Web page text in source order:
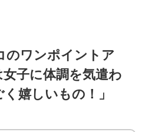
のワンポイントア
女子に体調を気遣わ
嬉しいもの！」